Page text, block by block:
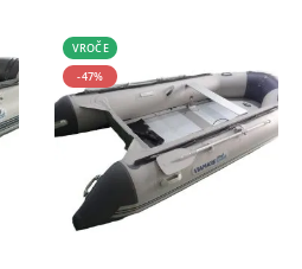
VROČE
-47%